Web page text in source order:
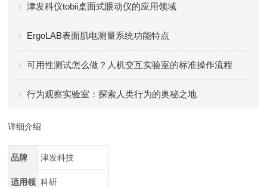
津发科仪tobii桌面式眼动仪的应用领域
ErgoLAB表面肌电测量系统功能特点
可用性测试怎么做？人机交互实验室的标准操作流程
行为观察实验室：探索人类行为的奥秘之地
详细介绍
品牌 津发科技
适用领 科研